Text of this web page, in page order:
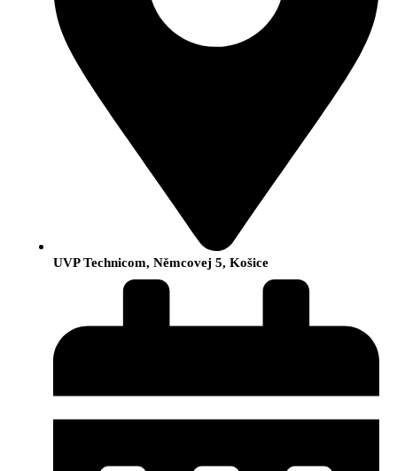
UVP Technicom, Němcovej 5, Košice